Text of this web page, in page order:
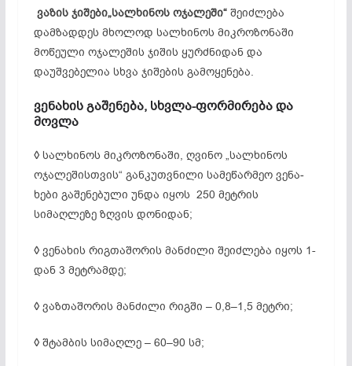
ვაზის ჯიშები„სალხინოს ოჯალეში“შეიძლება
დამზადდეს მხოლოდ სალხინოს მიკროზონაში
მოწეული ოჯალეშის ჯიშის ყურძნიდან და
დაუშვებელია სხვა ჯიშების გამოყენება.
ვენახის გაშენება, სხვლა-ფორმირება და
მოვლა
◊ სალხინოს მიკროზონაში, ღვინო „სალხინოს
ოჯალეშისთვის“ განკუთვნილი სამე­წარ­მეო ვენა­
ხები გაშენებული უნდა იყოს 250 მეტრის
სიმაღლეზე ზღვის დონიდან;
◊ვენახის რიგთაშორის მანძილი შეიძლება იყოს 1-
დან 3 მეტრამდე;
◊ ვაზთაშორის მანძილი რიგში – 0,8–1,5 მეტრი;
◊ შტამბის სიმაღლე – 60–90 სმ;